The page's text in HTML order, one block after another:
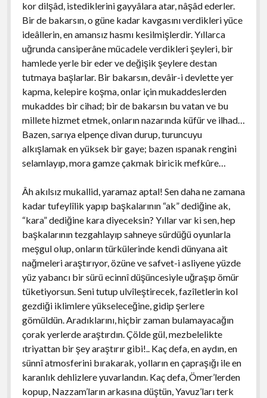
kor dilşâd, istediklerini gayyâlara atar, nâşâd ederler.
Bir de bakarsın, o güne kadar kavgasını verdikleri yüce
ideâllerin, en amansız hasmı kesilmişlerdir. Yıllarca
uğrunda cansiperâne mücadele verdikleri şeyleri, bir
hamlede yerle bir eder ve değişik şeylere destan
tutmaya başlarlar. Bir bakarsın, devâir-i devlette yer
kapma, kelepire koşma, onlar için mukaddeslerden
mukaddes bir cihad; bir de bakarsın bu vatan ve bu
millete hizmet etmek, onların nazarında küfür ve ilhad…
Bazen, sarıya elpençe divan durup, turuncuyu
alkışlamak en yüksek bir gaye; bazen ıspanak rengini
selamlayıp, mora gamze çakmak biricik mefkûre…
Âh akılsız mukallid, yaramaz aptal! Sen daha ne zamana
kadar tufeylîlik yapıp başkalarının “ak” dediğine ak,
“kara” dediğine kara diyeceksin? Yıllar var ki sen, hep
başkalarının tezgahlayıp sahneye sürdüğü oyunlarla
meşgul olup, onların türkülerinde kendi dünyana ait
nağmeleri araştırıyor, özüne ve safvet-i asliyene yüzde
yüz yabancı bir sürü ecinnî düşüncesiyle uğraşıp ömür
tüketiyorsun. Seni tutup ulvîleştirecek, fazîletlerin kol
gezdiği iklimlere yükseleceğine, gidip şerlere
gömüldün. Aradıklarını, hiçbir zaman bulamayacağın
çorak yerlerde araştırdın. Çölde gül, mezbelelikte
ıtriyattan bir şey araştırır gibi!.. Kaç defa, en aydın, en
sünnî atmosferini bırakarak, yolların en çapraşığı ile en
karanlık dehlizlere yuvarlandın. Kaç defa, Ömer’lerden
kopup, Nazzam’ların arkasına düştün, Yavuz’ları terk